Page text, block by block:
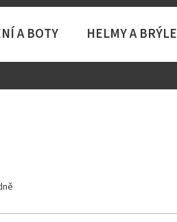
A BOTY HELMY A BRÝLE